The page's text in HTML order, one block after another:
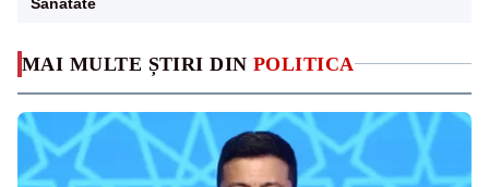
MAI MULTE ȘTIRI DIN POLITICA